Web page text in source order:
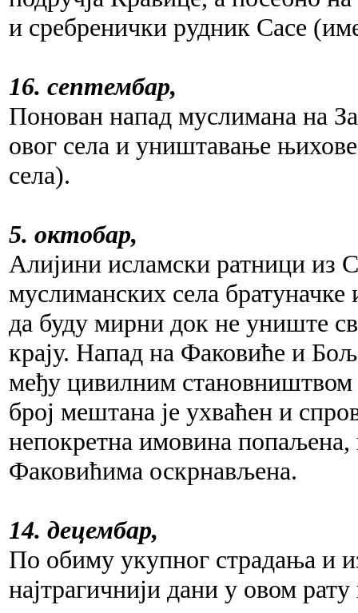
и сребренички рудник Сасе
16. септембар,
Понован напад муслимана на
овог села и уништавање
села).
5. октобар,
Алијини исламски ратници из
муслиманских села
да буду мирни док не униште
крају. Напад на Факовиће и
међу цивилним становништвом
број мештана је ухваћен и
непокретна имовина
Факовићима оскрнављена.
14. децембар,
По обиму укупног страдања и
најтрагичнији дани у овом